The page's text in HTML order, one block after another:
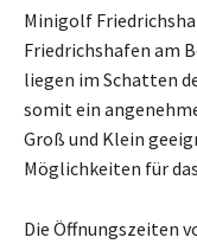
Minigolf
Friedrichshafen am
liegen im Schatten
somit ein
Groß und Klein
Möglichkeiten für
Die Öffnungszeiten